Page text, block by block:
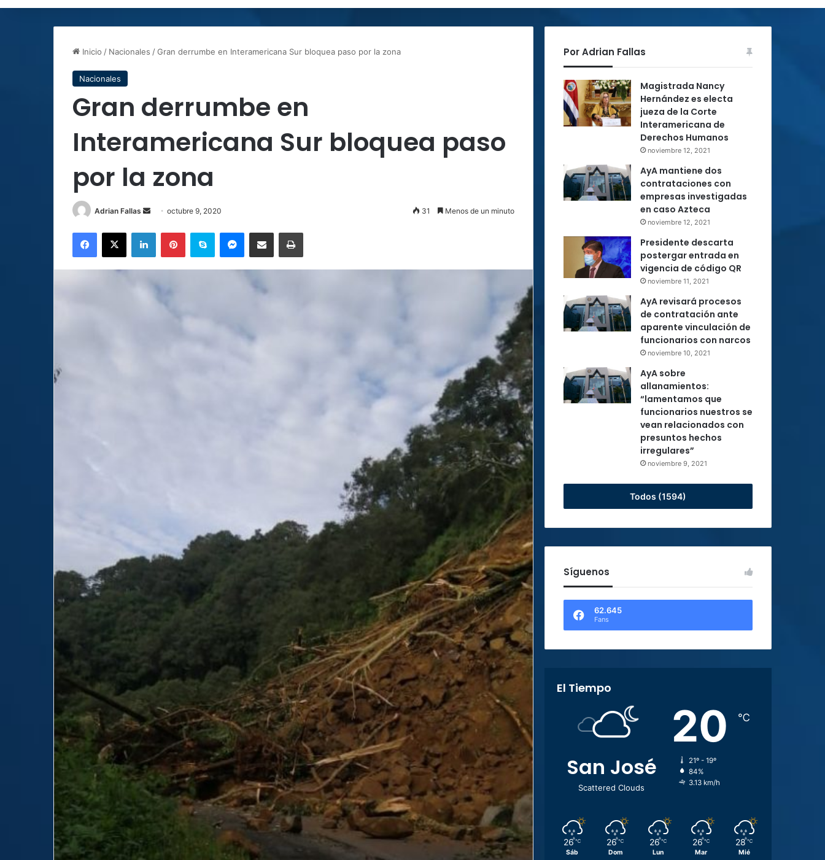
Inicio / Nacionales /Gran derrumbe en Interamericana Sur bloquea paso por la zona
Nacionales
Gran derrumbe en
Interamericana Sur bloquea paso
por la zona
Adrian Fallas
Sendoctubre 9, 2020 31 Menos de un minuto
Facebook
X LinkedInPinterestSkype MessengerCompartir por correo electrónicoImprimir
Por Adrian Fallas
Magistrada Nancy
Hernández es electa
jueza de la Corte
Interamericana de
Derechos Humanos
noviembre 12, 2021
AyA mantiene dos
contrataciones con
empresas investigadas
en caso Azteca
noviembre 12, 2021
Presidente descarta
postergar entrada en
vigencia de código QR
noviembre 11, 2021
AyA revisará procesos
de contratación ante
aparente vinculación de
funcionarios con narcos
noviembre 10, 2021
AyA sobre
allanamientos:
“lamentamos que
funcionarios nuestros se
vean relacionados con
presuntos hechos
irregulares”
noviembre 9, 2021
Todos (1594)
Síguenos
62.645
Fans
El Tiempo
San José
Scattered Clouds
20 ℃
21º - 19º
84%
3.13 km/h
26 ℃
Sáb
26 ℃
Dom
26 ℃
Lun
26 ℃
Mar
28 ℃
Mié